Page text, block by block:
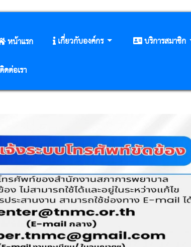
หน้าแรก เกี่ยวกับองค์กร บริการสมาชิก
ติดต่อเรา